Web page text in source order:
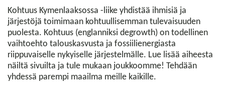
Kohtuus Kymenlaaksossa -liike yhdistää ihmisiä ja
järjestöjä toimimaan kohtuullisemman tulevaisuuden
puolesta. Kohtuus (englanniksi degrowth) on todellinen
vaihtoehto talouskasvusta ja fossiilienergiasta
riippuvaiselle nykyiselle järjestelmälle. Lue lisää aiheesta
näiltä sivuilta ja tule mukaan joukkoomme! Tehdään
yhdessä parempi maailma meille kaikille.